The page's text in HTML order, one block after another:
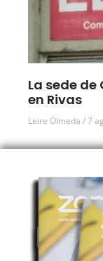
La sede
en Rivas
Leire Olmeda 7